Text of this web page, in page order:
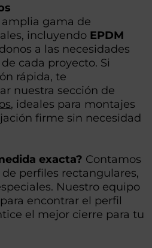
gama de
incluyendo EPDM
a las necesidades
cada proyecto. Si
rápida, te
nuestra sección de
, ideales para montajes
firme sin necesidad
exacta? Contamos
perfiles rectangulares,
Nuestro equipo
encontrar el perfil
el mejor cierre para tu